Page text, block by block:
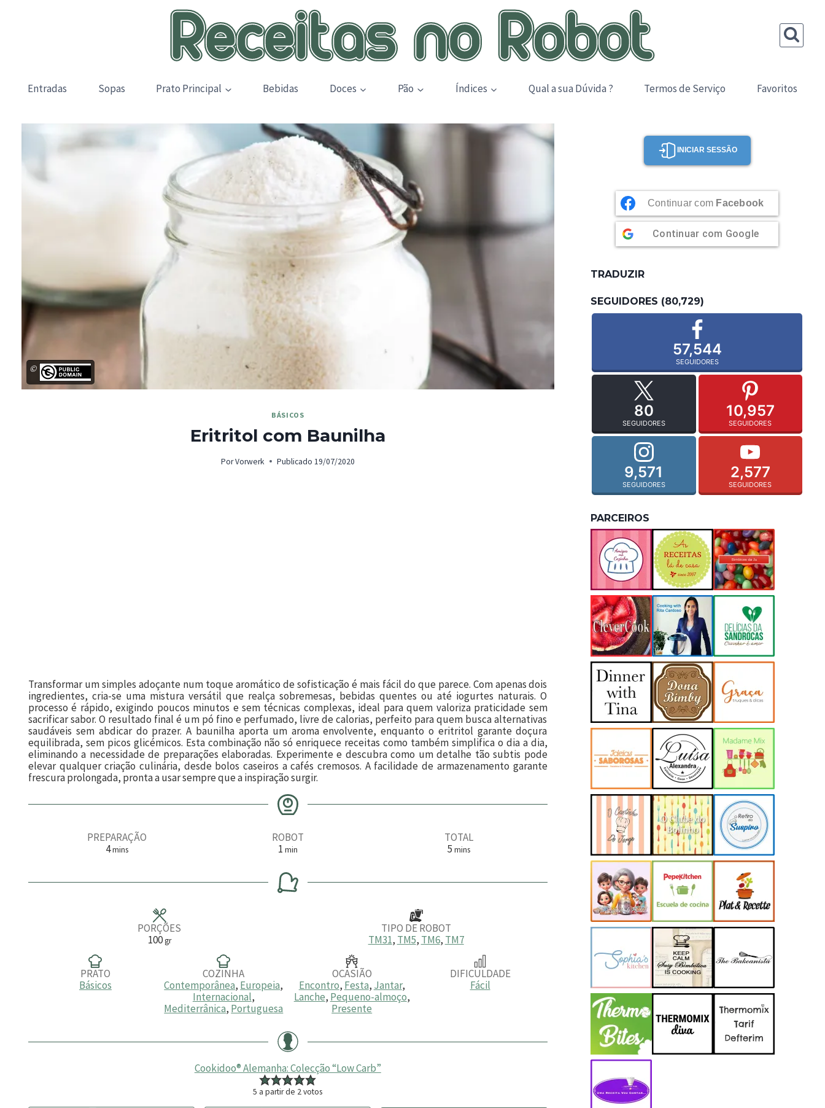
Entradas Sopas Prato Principal Bebidas Doces Pão Índices Qual a sua Dúvida ? Termos de Serviço Favoritos
©
BÁSICOS
Eritritol com Baunilha
Por Vorwerk Publicado 19/07/2020
Transformar um simples adoçante num toque aromático de sofisticação é mais fácil do que parece. Com apenas dois
ingredientes, cria-se uma mistura versátil que realça sobremesas, bebidas quentes ou até iogurtes naturais. O
processo é rápido, exigindo poucos minutos e sem técnicas complexas, ideal para quem valoriza praticidade sem
sacrificar sabor. O resultado final é um pó fino e perfumado, livre de calorias, perfeito para quem busca alternativas
saudáveis sem abdicar do prazer. A baunilha aporta um aroma envolvente, enquanto o eritritol garante doçura
equilibrada, sem picos glicémicos. Esta combinação não só enriquece receitas como também simplifica o dia a dia,
eliminando a necessidade de preparações elaboradas. Experimente e descubra como um detalhe tão subtis pode
elevar qualquer criação culinária, desde bolos caseiros a cafés cremosos. A facilidade de armazenamento garante
frescura prolongada, pronta a usar sempre que a inspiração surgir.
PREPARAÇÃO
4m
u
mins
ROBOT
1m
n
t
min
TOTAL
5m
u
mins
PORÇÕES
100gr
TIPO DE ROBOT
TM31, TM5, TM6, TM7
PRATO
Básicos
COZINHA
Contemporânea, Europeia,
Internacional,
Mediterrânica, Portuguesa
OCASIÃO
Encontro, Festa, Jantar,
Lanche, Pequeno-almoço,
Presente
DIFICULDADE
Fácil
Cookidoo® Alemanha: Colecção “Low Carb”
5 a partir de 2votos
INICIAR SESSÃO
Continuar com Facebook
Continuar com Google
TRADUZIR
SEGUIDORES (80,729)
57,544
SEGUIDORES
80
SEGUIDORES
10,957
SEGUIDORES
9,571
SEGUIDORES
2,577
SEGUIDORES
PARCEIROS